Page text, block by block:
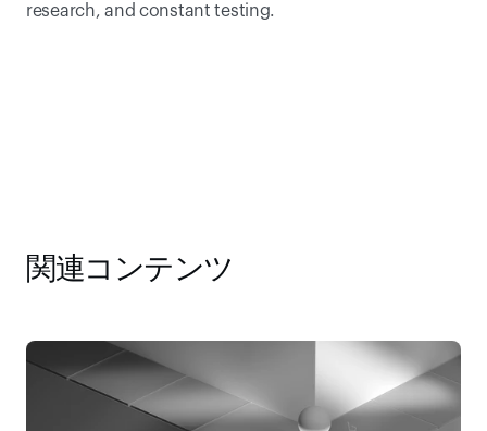
research, and constant testing.
関連コンテンツ